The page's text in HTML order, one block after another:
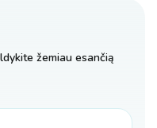
žemiau esančią